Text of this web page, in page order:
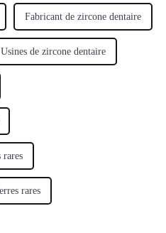
Fabricant de zircone dentaire
Usines de zircone dentaire
rares
rares